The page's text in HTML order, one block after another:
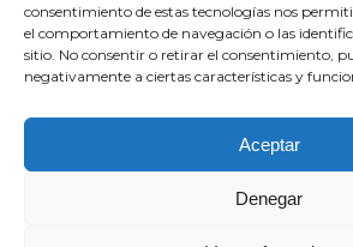
consentimiento de estas tecnologías nos
el comportamiento de navegación o las
sitio. No consentir o retirar el consentimiento,
negativamente a ciertas características y
Aceptar
Denegar